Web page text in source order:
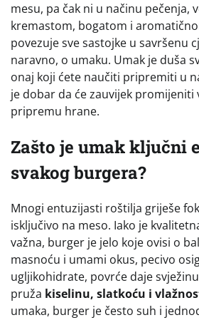
mesu, pa čak ni u načinu pečenja,
kremastom, bogatom i
povezuje sve sastojke u savršenu
naravno, o umaku. Umak je duša
onaj koji ćete naučiti pripremiti u
je dobar da će zauvijek promijeniti
pripremu hrane.
Zašto je umak ključni
svakog burgera?
Mnogi entuzijasti roštilja griješe
isključivo na meso. Iako je
važna, burger je jelo koje ovisi o
masnoću i umami okus, pecivo
ugljikohidrate, povrće daje
pruža kiselinu, slatkoću i
umaka, burger je često suh i